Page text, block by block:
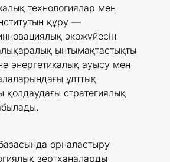
технологиялар мен
құру —
экожүйесін
ынтымақтастықты
энергетикалық ауысу мен
ұлттық
стратегиялық
орналастыру
зертханаларды